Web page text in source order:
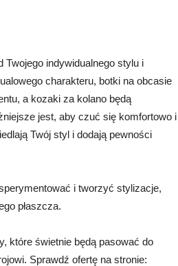
indywidualnego stylu i
charakteru, botki na obcasie
a kozaki za kolano będą
jest, aby czuć się komfortowo i
Twój styl i dodają pewności
i tworzyć stylizacje,
płaszcza.
które świetnie będą pasować do
Sprawdź ofertę na stronie: